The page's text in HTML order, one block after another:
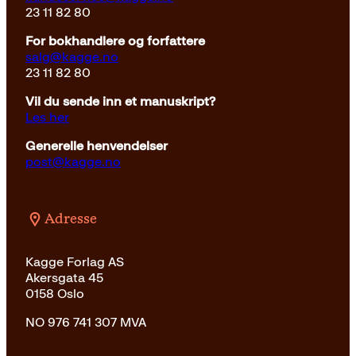
23 11 82 80
For bokhandlere og forfattere
salg@kagge.no
23 11 82 80
Vil du sende inn et manuskript?
Les her
Generelle henvendelser
post@kagge.no
Adresse
Kagge Forlag AS
Akersgata 45
0158 Oslo
NO 976 741 307 MVA